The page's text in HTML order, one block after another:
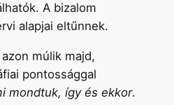
A bizalom
alapjai eltűnnek.
múlik majd,
pontossággal
mondtuk, így és ekkor.